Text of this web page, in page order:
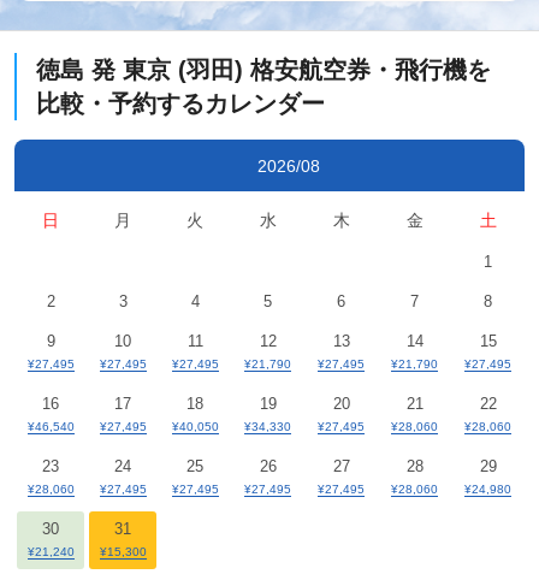
徳島 発 東京 (羽田)格安航空券・飛行機を
比較・予約するカレンダー
2026/08
日 月 火 水 木 金 土
1
2 3 4 5 6 7 8
9
¥27,495
10
¥27,495
11
¥27,495
12
¥21,790
13
¥27,495
14
¥21,790
15
¥27,495
16
¥46,540
17
¥27,495
18
¥40,050
19
¥34,330
20
¥27,495
21
¥28,060
22
¥28,060
23
¥28,060
24
¥27,495
25
¥27,495
26
¥27,495
27
¥27,495
28
¥28,060
29
¥24,980
30
¥21,240
31
¥15,300